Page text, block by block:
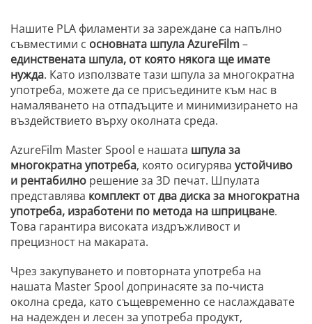
Нашите PLA филаменти за зареждане са напълно
съвместими с основната шпула AzureFilm–
единствената шпула, от която някога ще имате
нужда. Като използвате тази шпула за многократна
употреба, можете да се присъедините към нас в
намаляването на отпадъците и минимизирането на
въздействието върху околната среда.
AzureFilm Master Spool е нашата шпула за
многократна употреба, която осигурява устойчиво
и рентабилно решение за 3D печат. Шпулата
представлява комплект от два диска за многократна
употреба, изработени по метода на шприцване.
Това гарантира високата издръжливост и
прецизност на макарата.
Чрез закупуването и повторната употреба на
нашата Master Spool допринасяте за по-чиста
околна среда, като същевременно се наслаждавате
на надежден и лесен за употреба продукт,